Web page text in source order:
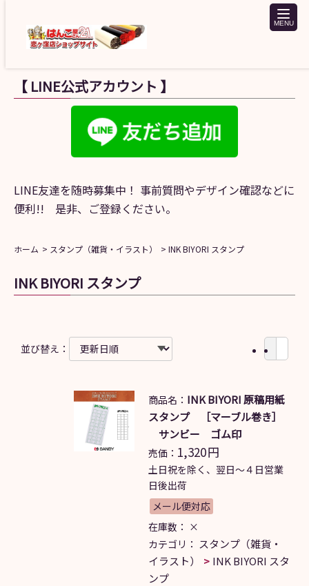
toggle
【 LINE公式アカウント 】
LINE友達を随時募集中！ 事前質問やデザイン確認などに
便利!! 是非、ご登録ください。
ホーム スタンプ（雑貨・イラスト） INK BIYORI スタンプ
INK BIYORI スタンプ
並び替え：
商品名： INK BIYORI 原稿用紙
スタンプ ［マーブル巻き］
サンビー ゴム印
売価： 1,320円
土日祝を除く、翌日～４日営業
日後出荷
メール便対応
在庫数： ×
カテゴリ： スタンプ（雑貨・
イラスト）
INK BIYORI スタ
ンプ